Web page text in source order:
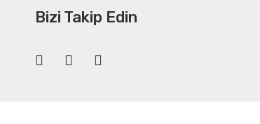
Bizi Takip Edin